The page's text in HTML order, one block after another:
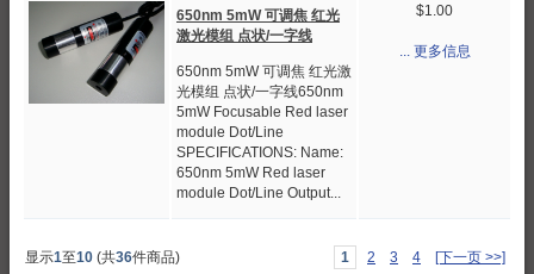
650nm 5mW 可调焦 红光
激光模组 点状/一字线
650nm 5mW 可调焦 红光激
光模组 点状/一字线650nm
5mW Focusable Red laser
module Dot/Line
SPECIFICATIONS: Name:
650nm 5mW Red laser
module Dot/Line Output...
$1.00
... 更多信息
显示1至10 (共36件商品) 1 2 3 4 [下一页 >>]